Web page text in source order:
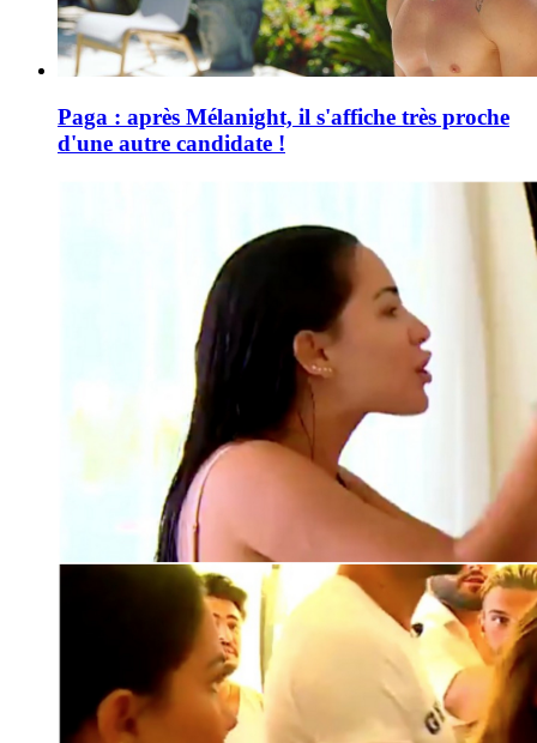
Paga : après Mélanight, il s'affiche très proche
d'une autre candidate !